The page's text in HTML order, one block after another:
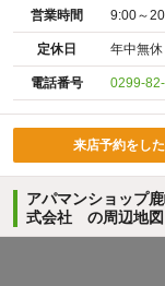
営業時間 9:00～
定休日 年中無休
電話番号 0299-
来店予約をし
アパマンショッ
式会社 の周辺地図